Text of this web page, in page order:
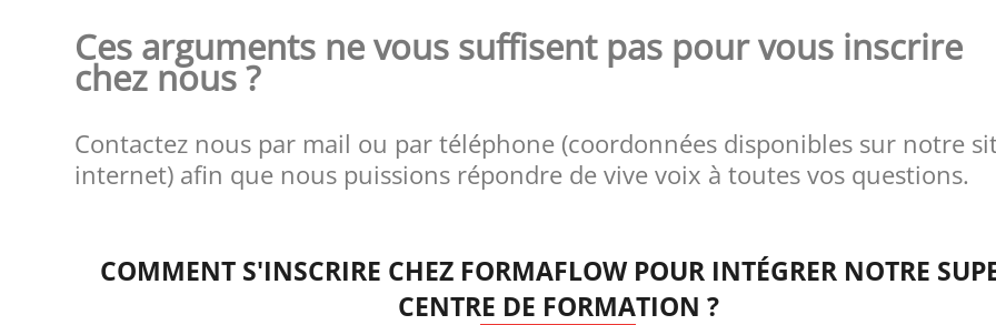
Ces arguments ne vous suffisent pas pour vous inscrire
chez nous ?
Contactez nous par mail ou par téléphone (coordonnées disponibles sur notre
internet) afin que nous puissions répondre de vive voix à toutes vos questions.
COMMENT S'INSCRIRE CHEZ FORMAFLOW POUR INTÉGRER NOTRE
CENTRE DE FORMATION ?